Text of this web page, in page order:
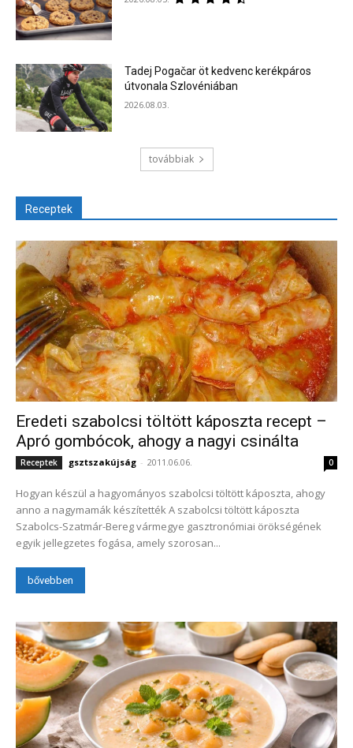
Tadej Pogačar öt kedvenc kerékpáros
útvonala Szlovéniában
2026.08.03.
továbbiak
Receptek
Eredeti szabolcsi töltött káposzta recept –
Apró gombócok, ahogy a nagyi csinálta
Receptek gsztszakújság - 2011.06.06. 0
Hogyan készül a hagyományos szabolcsi töltött káposzta, ahogy
anno a nagymamák készítették A szabolcsi töltött káposzta
Szabolcs-Szatmár-Bereg vármegye gasztronómiai örökségének
egyik jellegzetes fogása, amely szorosan...
bővebben